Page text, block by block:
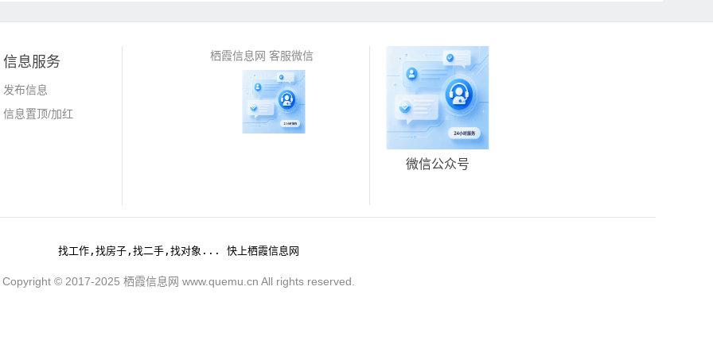
信息服务
发布信息
信息置顶/加红
栖霞信息网 客服微信
微信公众号
找工作,找房子,找二手,找对象... 快上栖霞信息网
Copyright © 2017-2025 栖霞信息网 www.quemu.cn All rights reserved.